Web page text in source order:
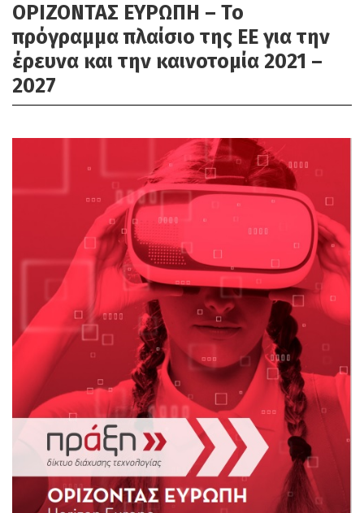
ΟΡΙΖΟΝΤΑΣ ΕΥΡΩΠΗ – Το
πρόγραμμα πλαίσιο της ΕΕ για την
έρευνα και την καινοτομία 2021 –
2027